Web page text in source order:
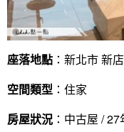
座落地點 ：新北市 新
空間類型 ：住家
房屋狀況 ：中古屋 / 27